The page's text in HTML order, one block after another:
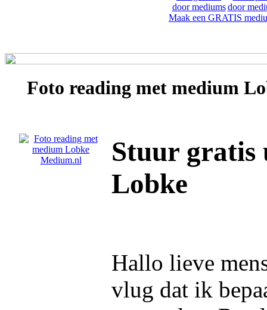
Maak een GRATIS
Foto reading met medium
Stuur gratis
Lobke
Hallo lieve
vlug dat ik